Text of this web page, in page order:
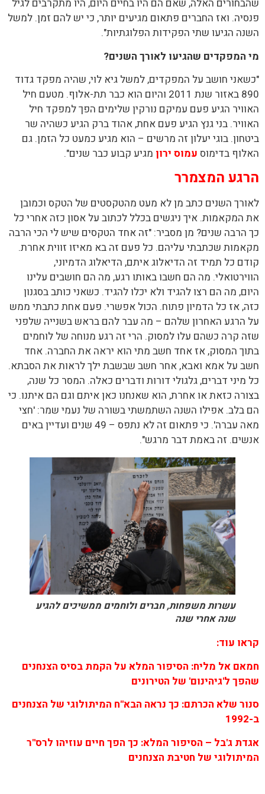
שהבחורים האלה, שאם הם היו בחיים היום, היו מתקרבים לגיל
פנסיה. ואז החברים פתאום מגיעים יותר, כי יש להם זמן. למשל
השנה הגיעו שתי הפקידות הפלוגתיות".
מי המפקדים שהגיעו לאורך השנים?
"כשאני חושב על המפקדים, למשל גיא לוי, שהיה מפקד גדוד
890 באזור שנת 2011 והיום הוא כבר תת-אלוף. מטעם חיל
האוויר הגיע פעם עמיקם נורקין שלימים הפך למפקד חיל
האוויר. בני גנץ הגיע פעם אחת, אהוד ברק הגיע כשהיה שר
ביטחון. בוגי יעלון זה מרשים – הוא מגיע כמעט כל הזמן. גם
האלוף בדימוס עמוס ירון מגיע קבוע כבר שנים".
הרגע המצמרר
לאורך השנים כתב מן לא מעט מהטקסטים של הטקס וכמובן
את המקאמות. איך ניגשים בכלל לכתוב על אסון כזה אחרי כל
כך הרבה שנים? מן מסביר: "זה אחד הטקסים שיש לי הכי הרבה
מקאמות שכתבתי עליהם. כל פעם זה בא מאיזו זווית אחרת.
קודם כל תמיד זה הדיאלוג איתם, הדיאלוג הדמיוני,
הווירטואלי. מה הם חשבו באותו רגע, מה הם חושבים עלינו
היום, מה הם רצו להגיד ולא יכלו להגיד. כשאני כותב בסגנון
כזה, אז כל הדמיון פתוח. הכול אפשרי. פעם אחת כתבתי ממש
על הרגע האחרון שלהם – מה עבר להם בראש בשנייה שלפני
שזה קרה כשהם עלו למסוק. הרי זה רגע מנוחה של לוחמים
בתוך המסוק, אז אחד חשב מתי הוא יראה את החברה. אחד
חשב על אמא ואבא, אחר חשב שבשבת ילך לראות את הסבתא.
כל מיני דברים, גלגולי דורות ודברים כאלה. המסר כל שנה,
בצורה כזאת או אחרת, הוא שאנחנו כאן איתם וגם הם איתנו. כי
הם בלב. אפילו השנה השתמשתי בשורה של נעמי שמר: 'חצי
מאה עברה'. כי פתאום זה לא נתפס – 49 שנים ועדיין באים
אנשים. זה באמת דבר מרגש".
עשרות משפחות, חברים ולוחמים ממשיכים להגיע
שנה אחרי שנה
קראו עוד:
חמאם אל מליח: הסיפור המלא על הקמת בסיס הצנחנים
שהפך ל'גיהינום' של הטירונים
סנור שלא הכרתם: כך נראה הבא"ח המיתולוגי של הצנחנים
ב-1992
אגדת ג'בל – הסיפור המלא: כך הפך חיים עוזיהו לרס"ר
המיתולוגי של חטיבת הצנחנים